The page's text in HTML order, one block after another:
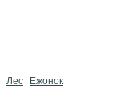
Лес Ежонок